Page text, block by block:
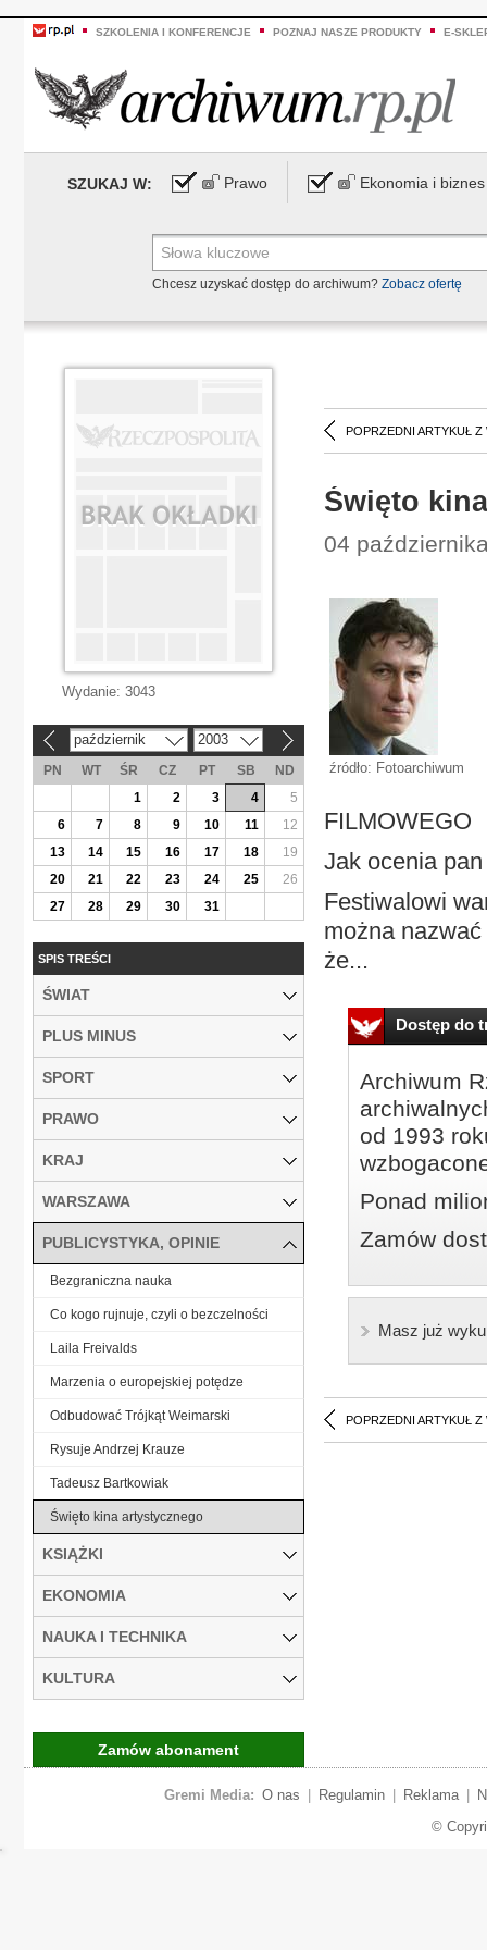
SZKOLENIA I KONFERENCJE POZNAJ NASZE PRODUKTY E-
SZUKAJ W: Prawo Ekonomia i biznes
Chcesz uzyskać dostęp do archiwum? Zobacz ofertę
POPRZEDNI ARTYKUŁ Z
Święto
04
źródło: Fotoarchiwum
FILMOWEGO
Jak ocenia
Festiwalowi
można
że...
Dostęp do
Archiwum
od 1993
Ponad
Zamów
Masz już
POPRZEDNI ARTYKUŁ Z
Wydanie: 3043
październik 2003
PN WT ŚR CZ PT SB
ND
1
2 3 4
5
6
7 8 9 10 11
12
13
14 15 16 17 18
19
20
21 22 23 24 25
26
27
28 29 30 31
SPIS TREŚCI
ŚWIAT
PLUS MINUS
SPORT
PRAWO
KRAJ
WARSZAWA
PUBLICYSTYKA, OPINIE
Bezgraniczna nauka
Co kogo rujnuje, czyli o bezczelności
Laila Freivalds
Marzenia o europejskiej potędze
Odbudować Trójkąt Weimarski
Rysuje Andrzej Krauze
Tadeusz Bartkowiak
Święto kina artystycznego
KSIĄŻKI
EKONOMIA
NAUKA I TECHNIKA
KULTURA
Zamów abonament
Gremi Media: O nas Regulamin Reklama
©